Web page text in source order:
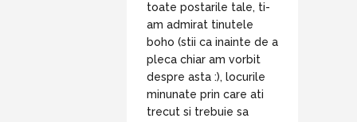
toate postarile tale, ti-
am admirat tinutele
boho (stii ca inainte de a
pleca chiar am vorbit
despre asta :), locurile
minunate prin care ati
trecut si trebuie sa